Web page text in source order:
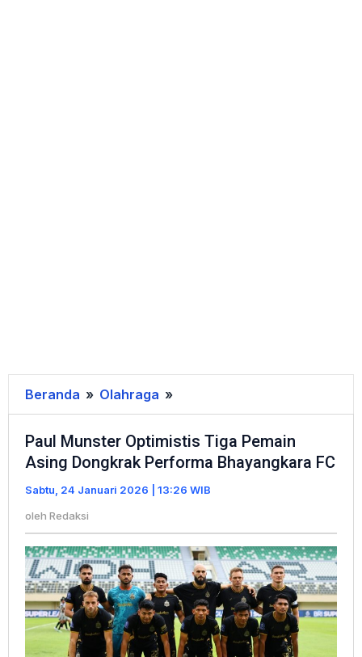
Beranda » Olahraga »
Munster
Optimistis
Tiga
Pemain
Dongkrak
Performa
Bhayangkara
FC
Paul Munster Optimistis Tiga Pemain
Asing Dongkrak Performa Bhayangkara FC
Sabtu, 24 Januari 2026 | 13:26 WIB
oleh Redaksi